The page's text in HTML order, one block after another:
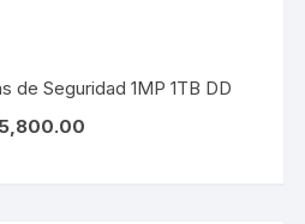
de Seguridad 1MP 1TB DD
5,800.00